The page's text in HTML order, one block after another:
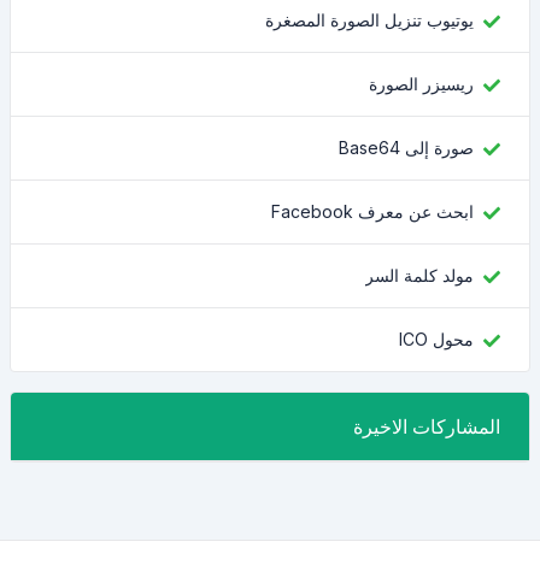
يوتيوب تنزيل الصورة المصغرة
ريسيزر الصورة
صورة إلى Base64
ابحث عن معرف Facebook
مولد كلمة السر
محول ICO
المشاركات الاخيرة